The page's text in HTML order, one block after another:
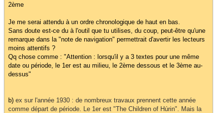
2ème
Je me serai attendu à un ordre chronologique de haut en bas.
Sans doute est-ce du à l'outil que tu utilises, du coup, peut-être qu'une
remarque dans la "note de navigation" permettrait d'avertir les lecteurs
moins attentifs ?
Qq chose comme : "Attention : lorsqu'il y a 3 textes pour une même
date ou période, le 1er est au milieu, le 2ème dessous et le 3ème au-
dessus"
b) ex sur l'année 1930 : de nombreux travaux prennent cette année
comme départ de période. Le 1er est "The Children of Húrin". Mais la